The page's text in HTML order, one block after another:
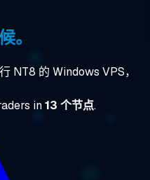
。
NT8 的 Windows VPS，
in13 个节点.